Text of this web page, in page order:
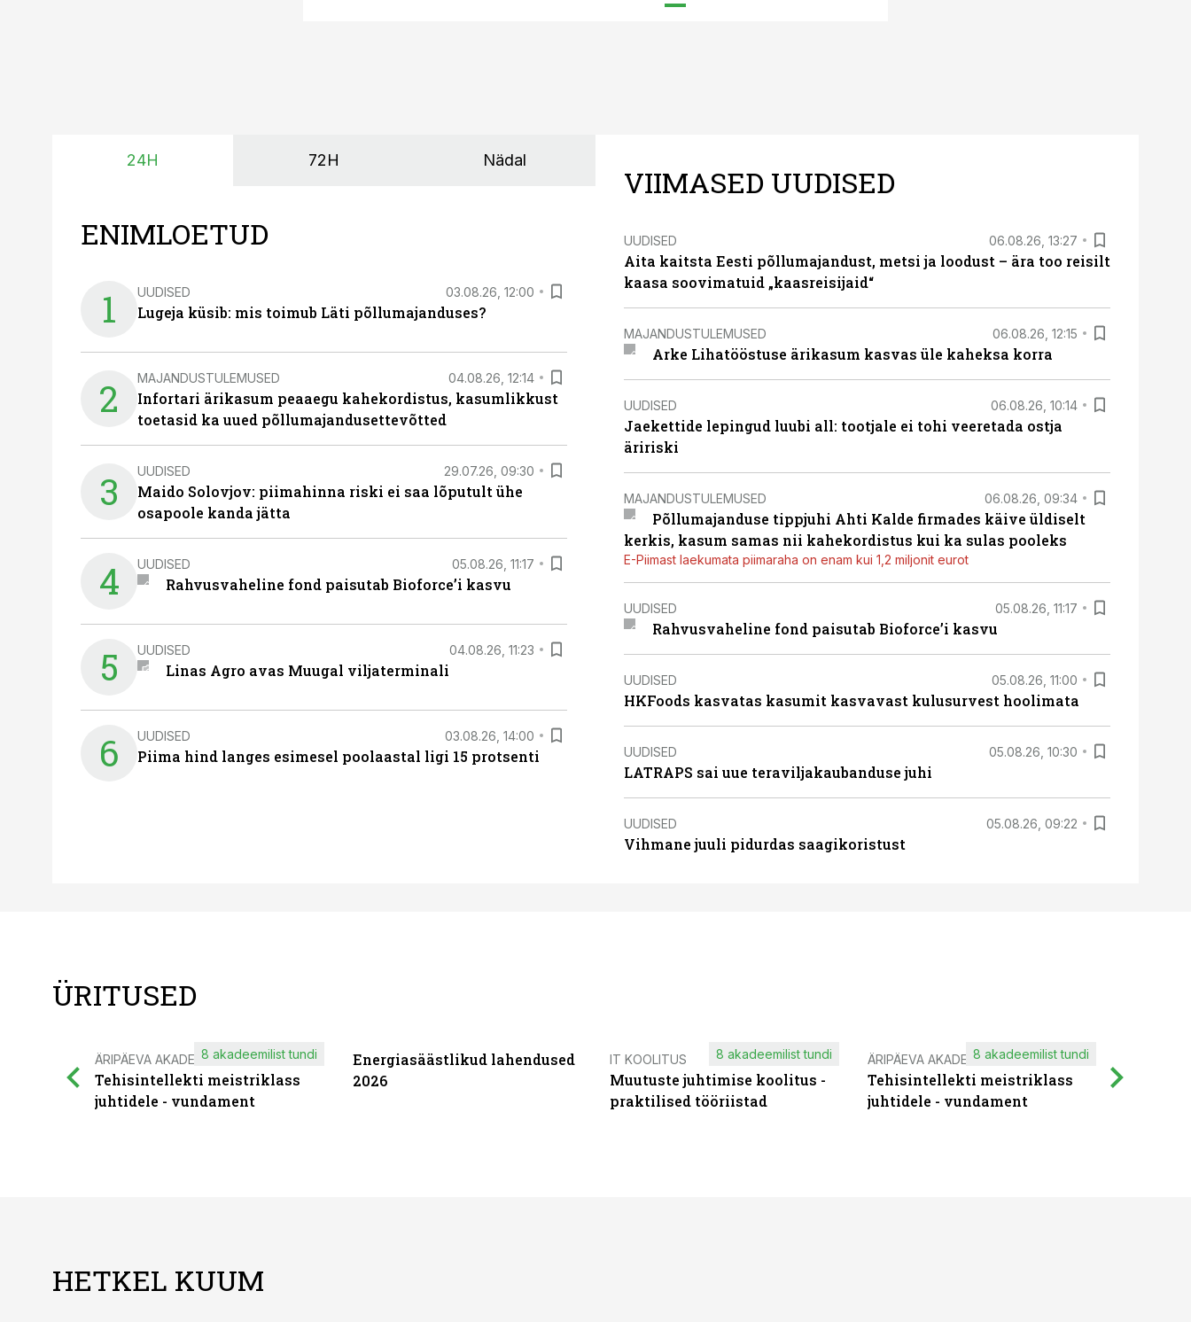
24H 72H Nädal
ENIMLOETUD
1 UUDISED 03.08.26, 12:00
Lugeja küsib: mis toimub Läti põllumajanduses?
2 MAJANDUSTULEMUSED 04.08.26, 12:14
Infortari ärikasum peaaegu kahekordistus, kasumlikkust
toetasid ka uued põllumajandusettevõtted
3 UUDISED 29.07.26, 09:30
Maido Solovjov: piimahinna riski ei saa lõputult ühe
osapoole kanda jätta
4 UUDISED 05.08.26, 11:17
Rahvusvaheline fond paisutab Bioforce’i kasvu
5 UUDISED 04.08.26, 11:23
Linas Agro avas Muugal viljaterminali
6 UUDISED 03.08.26, 14:00
Piima hind langes esimesel poolaastal ligi 15 protsenti
VIIMASED UUDISED
UUDISED 06.08.26, 13:27
Aita kaitsta Eesti põllumajandust, metsi ja loodust – ära too reisilt
kaasa soovimatuid „kaasreisijaid“
MAJANDUSTULEMUSED 06.08.26, 12:15
Arke Lihatööstuse ärikasum kasvas üle kaheksa korra
UUDISED 06.08.26, 10:14
Jaekettide lepingud luubi all: tootjale ei tohi veeretada ostja
äririski
MAJANDUSTULEMUSED 06.08.26, 09:34
Põllumajanduse tippjuhi Ahti Kalde firmades käive üldiselt
kerkis, kasum samas nii kahekordistus kui ka sulas pooleks
E-Piimast laekumata piimaraha on enam kui 1,2 miljonit eurot
UUDISED 05.08.26, 11:17
Rahvusvaheline fond paisutab Bioforce’i kasvu
UUDISED 05.08.26, 11:00
HKFoods kasvatas kasumit kasvavast kulusurvest hoolimata
UUDISED 05.08.26, 10:30
LATRAPS sai uue teraviljakaubanduse juhi
UUDISED 05.08.26, 09:22
Vihmane juuli pidurdas saagikoristust
ÜRITUSED
ÄRIPÄEVA AKADEEMIA
Tehisintellekti meistriklass
juhtidele - vundament
8 akadeemilist tundi
Energiasäästlikud lahendused
2026
IT KOOLITUS
Muutuste juhtimise koolitus -
praktilised tööriistad
8 akadeemilist tundi ÄRIPÄEVA AKADEEMIA
Tehisintellekti meistriklass
juhtidele - vundament
8 akadeemilist tundi
HETKEL KUUM